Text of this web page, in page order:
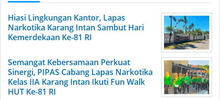
Hiasi Lingkungan Kantor, Lapas
Narkotika Karang Intan Sambut Hari
Kemerdekaan Ke-81 RI
Semangat Kebersamaan Perkuat
Sinergi, PIPAS Cabang Lapas Narkotika
Kelas IIA Karang Intan Ikuti Fun Walk
HUT Ke-81 RI